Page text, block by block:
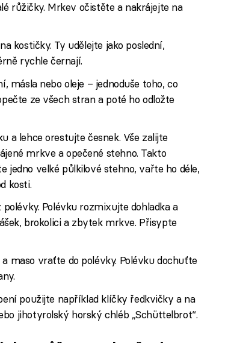
růžičky. Mrkev očistěte a nakrájejte na
kostičky. Ty udělejte jako poslední,
rychle černají.
nebo oleje – jednoduše toho, co
ze všech stran a poté ho odložte
a lehce orestujte česnek. Vše zalijte
mrkve a opečené stehno. Takto
velké půlkilové stehno, vařte ho déle,
kosti.
Polévku rozmixujte dohladka a
brokolici a zbytek mrkve. Přisypte
maso vraťte do polévky. Polévku dochuťte
použijte například klíčky ředkvičky a na
jihotyrolský horský chléb „Schüttelbrot“.